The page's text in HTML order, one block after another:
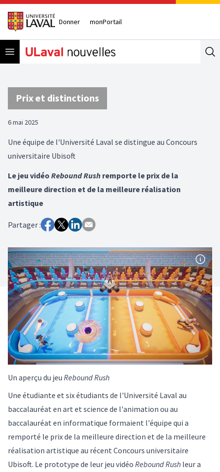
Donner monPortail
Open menu
Prix et distinctions
6 mai 2025
Une équipe de l'Université Laval se distingue au Concours
universitaire Ubisoft
Le jeu vidéo Rebound Rush remporte le prix de la
meilleure direction et de la meilleure réalisation
artistique
Partager :
Un aperçu du jeu Rebound Rush
Une étudiante et six étudiants de l'Université Laval au
baccalauréat en art et science de l'animation ou au
baccalauréat en informatique formaient l'équipe qui a
remporté le prix de la meilleure direction et de la meilleure
réalisation artistique au récent Concours universitaire
Ubisoft. Le prototype de leur jeu vidéo Rebound Rush leur a